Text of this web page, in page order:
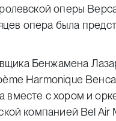
оперы
опера была
Бенжамена
Harmonique
вместе с хором и
компанией Bel Air